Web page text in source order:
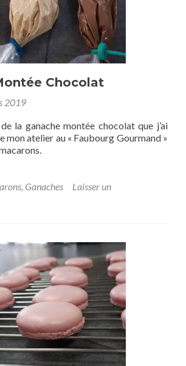
Chocolat
2019
la ganache montée chocolat que j’ai
mon atelier au « Faubourg Gourmand »
Ganaches
Laisser un